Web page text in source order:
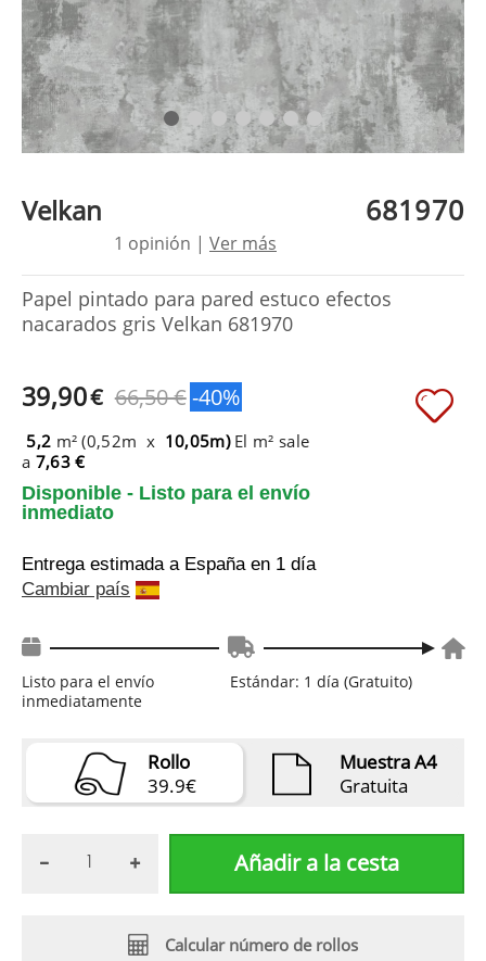
Velkan 681970
1 opinión | Ver más
Papel pintado para pared estuco efectos
nacarados gris Velkan 681970
39,90€ 66,50 €-40%
5,2 m² (0,52m x 10,05m) El m² sale
a 7,63 €
Disponible - Listo para el envío
inmediato
Entrega estimada a España en 1 día
Cambiar país
Listo para el envío
inmediatamente
Estándar: 1 día (Gratuito)
Rollo
39.9€
Muestra A4
Gratuita
Añadir a la cesta
Calcular número de rollos